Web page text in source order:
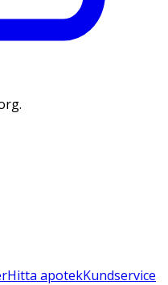
Hitta apotekKundservice